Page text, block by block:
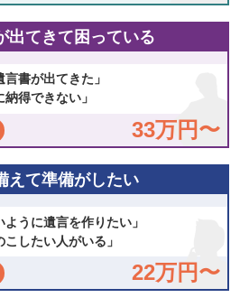
出てきて困っている
言書が出てきた」
納得できない」
33万円〜
えて準備がしたい
ように遺言を作りたい」
こしたい人がいる」
22万円〜